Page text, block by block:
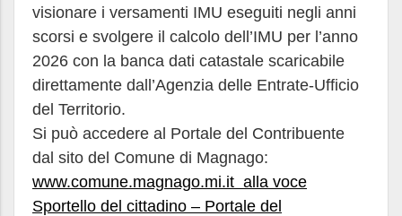
visionare i versamenti IMU eseguiti negli anni
scorsi e svolgere il calcolo dell’IMU per l’anno
2026 con la banca dati catastale scaricabile
direttamente dall’Agenzia delle Entrate-Ufficio
del Territorio.
Si può accedere al Portale del Contribuente
dal sito del Comune di Magnago:
www.comune.magnago.mi.it alla voce
Sportello del cittadino – Portale del